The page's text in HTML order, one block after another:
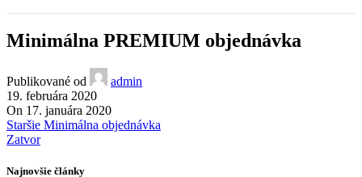
Minimálna PREMIUM objednávka
Publikované od
admin
19. februára 2020
On 17. januára 2020
Staršie Minimálna objednávka
Zatvor
Najnovšie články